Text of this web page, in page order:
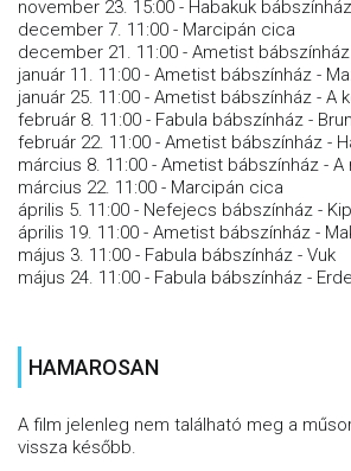
november 23. 15:00 - Habakuk
december 7. 11:00 - Marcipán cica
december 21. 11:00 - Ametist
január 11. 11:00 - Ametist bábszínház -
január 25. 11:00 - Ametist bábszínház - A
február 8. 11:00 - Fabula bábszínház -
február 22. 11:00 - Ametist bábszínház -
március 8. 11:00 - Ametist bábszínház - A
március 22. 11:00 - Marcipán cica
április 5. 11:00 - Nefejecs bábszínház -
április 19. 11:00 - Ametist bábszínház -
május 3. 11:00 - Fabula bábszínház - Vuk
május 24. 11:00 - Fabula bábszínház -
HAMAROSAN
A film jelenleg nem található meg a
vissza később.